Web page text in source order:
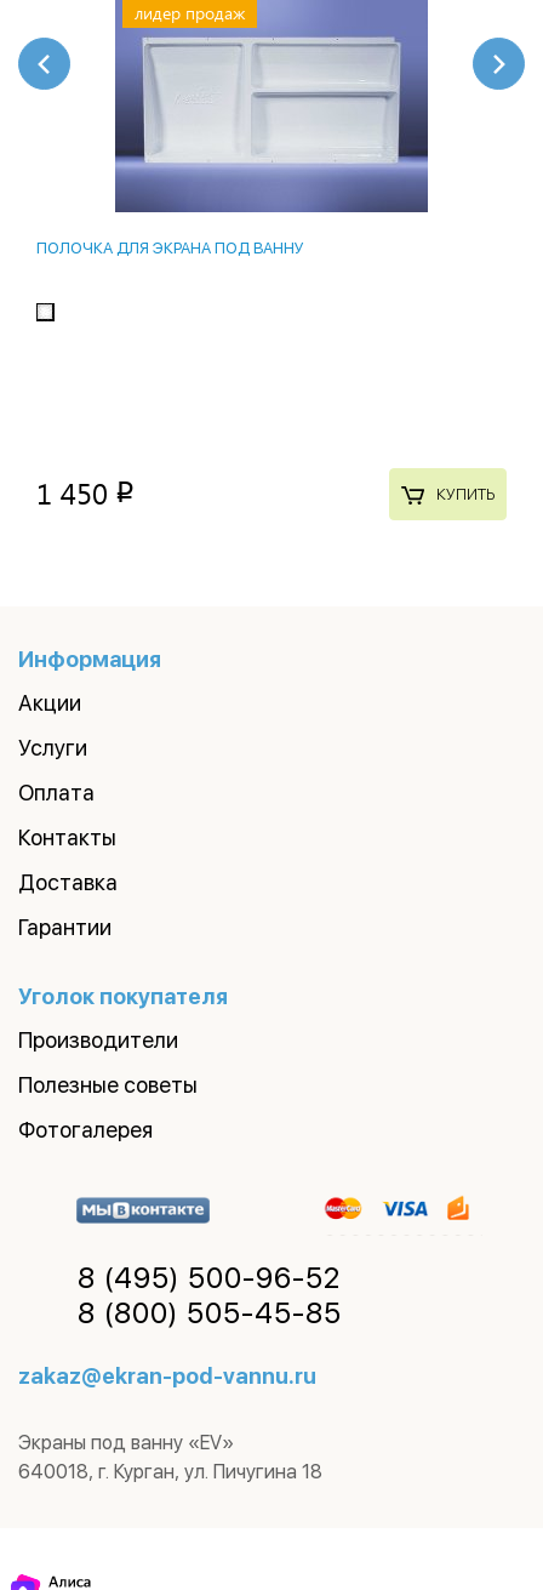
лидер продаж
ПОЛОЧКА ДЛЯ ЭКРАНА ПОД ВАННУ
1 450 p КУПИТЬ
Информация
Акции
Услуги
Оплата
Контакты
Доставка
Гарантии
Уголок покупателя
Производители
Полезные советы
Фотогалерея
8 (495) 500-96-52
8 (800) 505-45-85
zakaz@ekran-pod-vannu.ru
Экраны под ванну «EV»
640018, г. Курган, ул. Пичугина 18